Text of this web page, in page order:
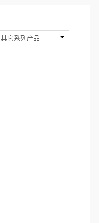
其它系列产品